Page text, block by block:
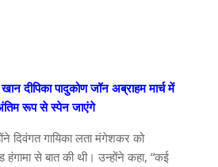
दीपिका पादुकोण जॉन अब्राहम मार्च में
रूप से स्पेन जाएंगे
दिवंगत गायिका लता मंगेशकर को
हंगामा से बात की थी। उन्होंने कहा, “कई